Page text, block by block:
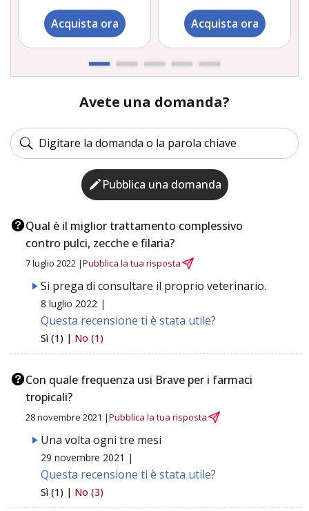
Acquista ora Acquista ora
Avete una domanda?
Pubblica una domanda
Qual è il miglior trattamento complessivo
contro pulci, zecche e filaria?
7 luglio 2022 |Pubblica la tua risposta
Si prega di consultare il proprio veterinario.
8 luglio 2022 |
Questa recensione ti è stata utile?
Sì (1) | No (1)
Con quale frequenza usi Brave per i farmaci
tropicali?
28 novembre 2021 |Pubblica la tua risposta
Una volta ogni tre mesi
29 novembre 2021 |
Questa recensione ti è stata utile?
Sì (1) | No (3)